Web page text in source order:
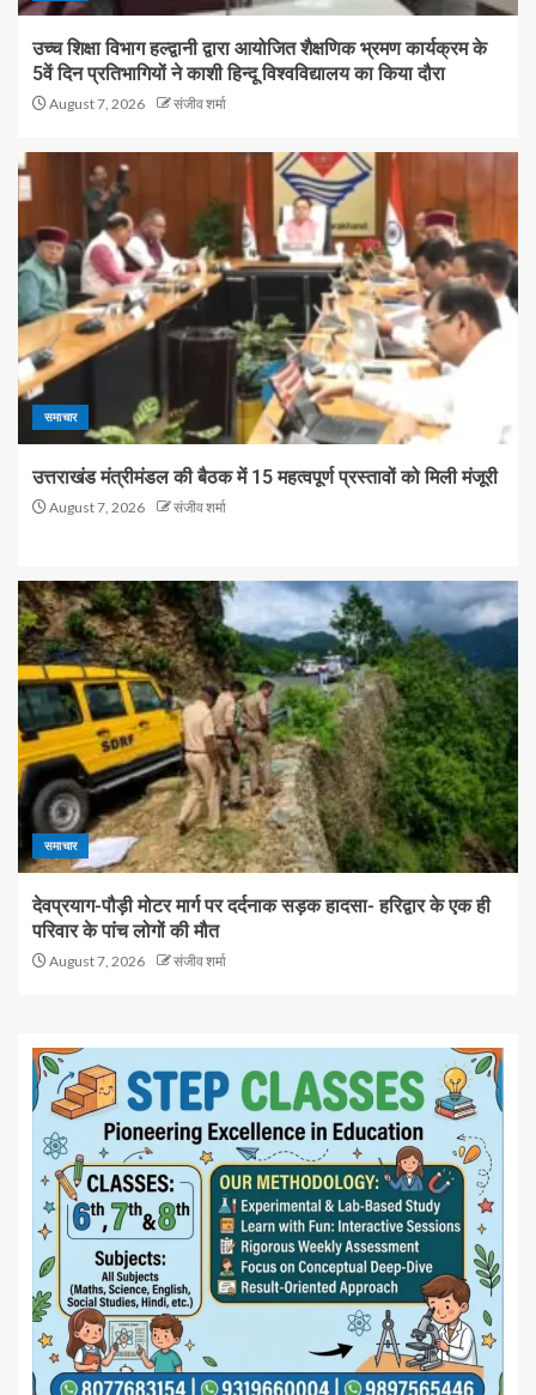
उच्च शिक्षा विभाग हल्द्वानी द्वारा आयोजित शैक्षणिक भ्रमण कार्यक्रम के
5वें दिन प्रतिभागियों ने काशी हिन्दू विश्वविद्यालय का किया दौरा
August 7, 2026 संजीव शर्मा
समाचार
उत्तराखंड मंत्रीमंडल की बैठक में 15 महत्वपूर्ण प्रस्तावों को मिली मंजूरी
August 7, 2026 संजीव शर्मा
समाचार
देवप्रयाग-पौड़ी मोटर मार्ग पर दर्दनाक सड़क हादसा- हरिद्वार के एक ही
परिवार के पांच लोगों की मौत
August 7, 2026 संजीव शर्मा